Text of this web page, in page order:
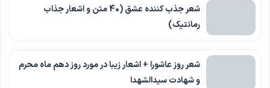
شعر جذب کننده عشق (40 متن و اشعار جذاب
رمانتیک)
شعر روز عاشورا + اشعار زیبا در مورد روز دهم ماه محرم
و شهادت سیدالشهدا